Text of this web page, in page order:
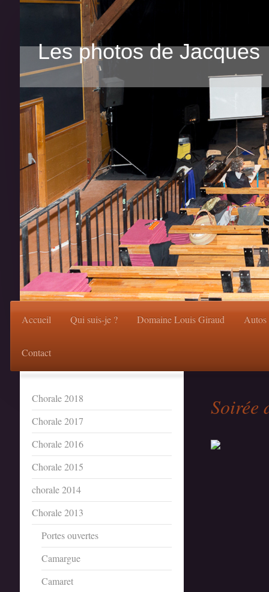
Les photos de Jacques
Accueil Qui suis-je ? Domaine Louis Giraud Autos
Contact
Soirée
Chorale 2018
Chorale 2017
Chorale 2016
Chorale 2015
chorale 2014
Chorale 2013
Portes ouvertes
Camargue
Camaret